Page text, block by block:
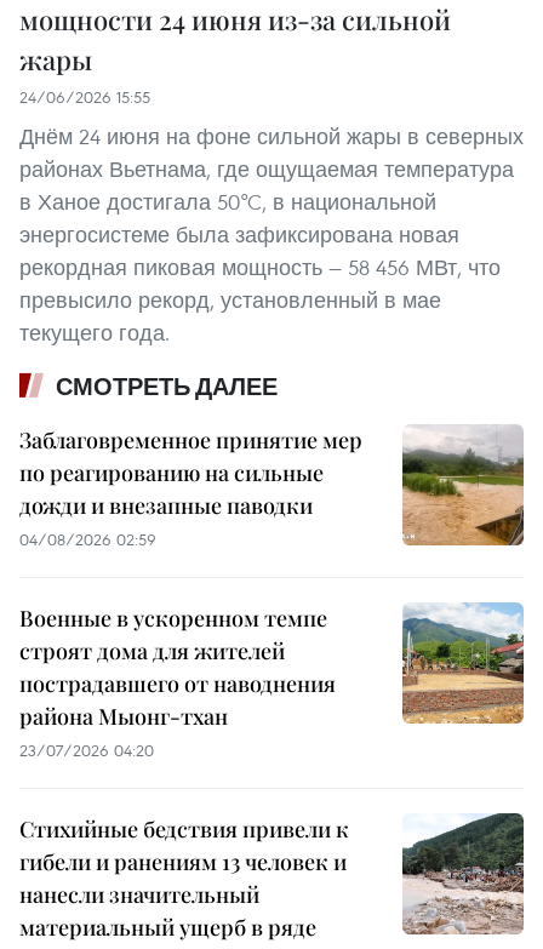
мощности 24 июня из-за сильной
жары
24/06/2026 15:55
Днём 24 июня на фоне сильной жары в северных
районах Вьетнама, где ощущаемая температура
в Ханое достигала 50°C, в национальной
энергосистеме была зафиксирована новая
рекордная пиковая мощность — 58 456 МВт, что
превысило рекорд, установленный в мае
текущего года.
СМОТРЕТЬ ДАЛЕЕ
Заблаговременное принятие мер
по реагированию на сильные
дожди и внезапные паводки
04/08/2026 02:59
Военные в ускоренном темпе
строят дома для жителей
пострадавшего от наводнения
района Мыонг-тхан
23/07/2026 04:20
Стихийные бедствия привели к
гибели и ранениям 13 человек и
нанесли значительный
материальный ущерб в ряде